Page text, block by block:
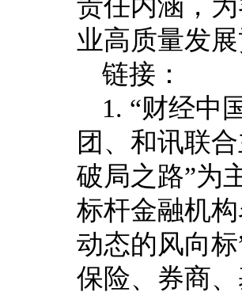
业高质量发
链接：
1. “财经中
团、和讯联
破局之路”为
标杆金融机
动态的风向
保险、券商